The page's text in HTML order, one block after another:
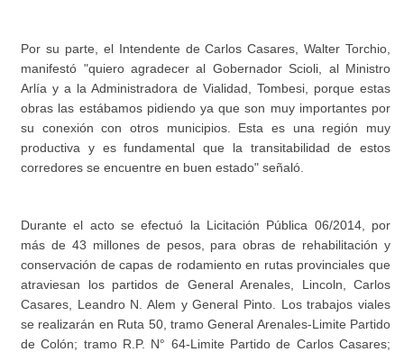
Por su parte, el Intendente de Carlos Casares, Walter Torchio,
manifestó "quiero agradecer al Gobernador Scioli, al Ministro
Arlía y a la Administradora de Vialidad, Tombesi, porque estas
obras las estábamos pidiendo ya que son muy importantes por
su conexión con otros municipios. Esta es una región muy
productiva y es fundamental que la transitabilidad de estos
corredores se encuentre en buen estado" señaló.
Durante el acto se efectuó la Licitación Pública 06/2014, por
más de 43 millones de pesos, para obras de rehabilitación y
conservación de capas de rodamiento en rutas provinciales que
atraviesan los partidos de General Arenales, Lincoln, Carlos
Casares, Leandro N. Alem y General Pinto. Los trabajos viales
se realizarán en Ruta 50, tramo General Arenales-Limite Partido
de Colón; tramo R.P. N° 64-Limite Partido de Carlos Casares;